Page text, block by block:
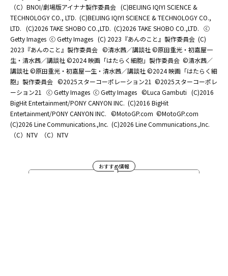
（C）BNOI/劇場版アイナナ製作委員会 (C)BEIJING IQIYI SCIENCE &
TECHNOLOGY CO., LTD. (C)BEIJING IQIYI SCIENCE & TECHNOLOGY CO.,
LTD. (C)2026 TAKE SHOBO CO.,LTD. (C)2026 TAKE SHOBO CO.,LTD. ⓒ
Getty Images ⓒ Getty Images (C) 2023『あんのこと』製作委員会 (C)
2023『あんのこと』製作委員会 ©清水茜／講談社 ©原田重光・初嘉屋一
生・清水茜／講談社 ©2024 映画「はたらく細胞」製作委員会 ©清水茜／
講談社 ©原田重光・初嘉屋一生・清水茜／講談社 ©2024 映画「はたらく細
胞」製作委員会 ©2025スターコーポレーション21 ©2025スターコーポレ
ーション21 ⓒ Getty Images ⓒ Getty Images ©Luca Gambuti (C)2016
BigHit Entertainment/PONY CANYON INC. (C)2016 BigHit
Entertainment/PONY CANYON INC. ©MotoGP.com ©MotoGP.com
(C)2026 Line Communications.,Inc. (C)2026 Line Communications.,Inc.
（C）NTV
（C）NTV
おすすめ情報